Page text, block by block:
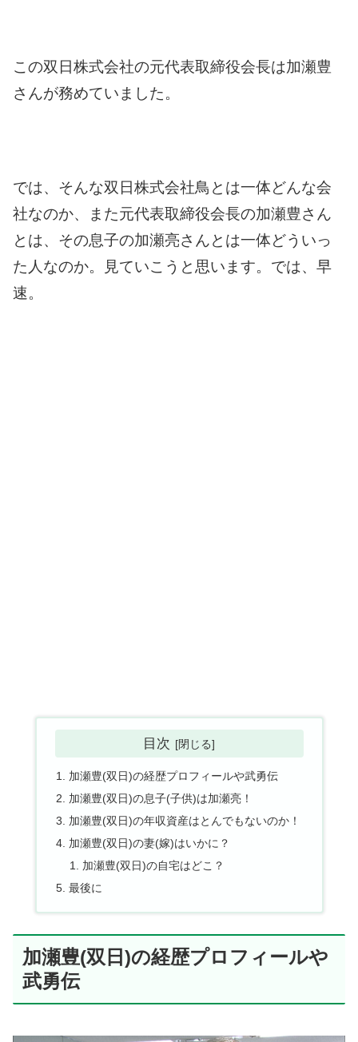
この双日株式会社の元代表取締役会長は加瀬豊
さんが務めていました。
では、そんな双日株式会社鳥とは一体どんな会
社なのか、また元代表取締役会長の加瀬豊さん
とは、その息子の加瀬亮さんとは一体どういっ
た人なのか。
見ていこうと思います。 では、早
速。
目次
加瀬豊(双日)の経歴プロフィールや武勇伝
加瀬豊(双日)の息子(子供)は加瀬亮！
加瀬豊(双日)の年収資産はとんでもないのか！
加瀬豊(双日)の妻(嫁)はいかに？
加瀬豊(双日)の自宅はどこ？
最後に
加瀬豊(双日)の経歴プロフィールや
武勇伝